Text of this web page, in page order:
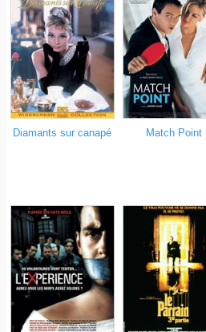
Diamants sur canapé Match Point